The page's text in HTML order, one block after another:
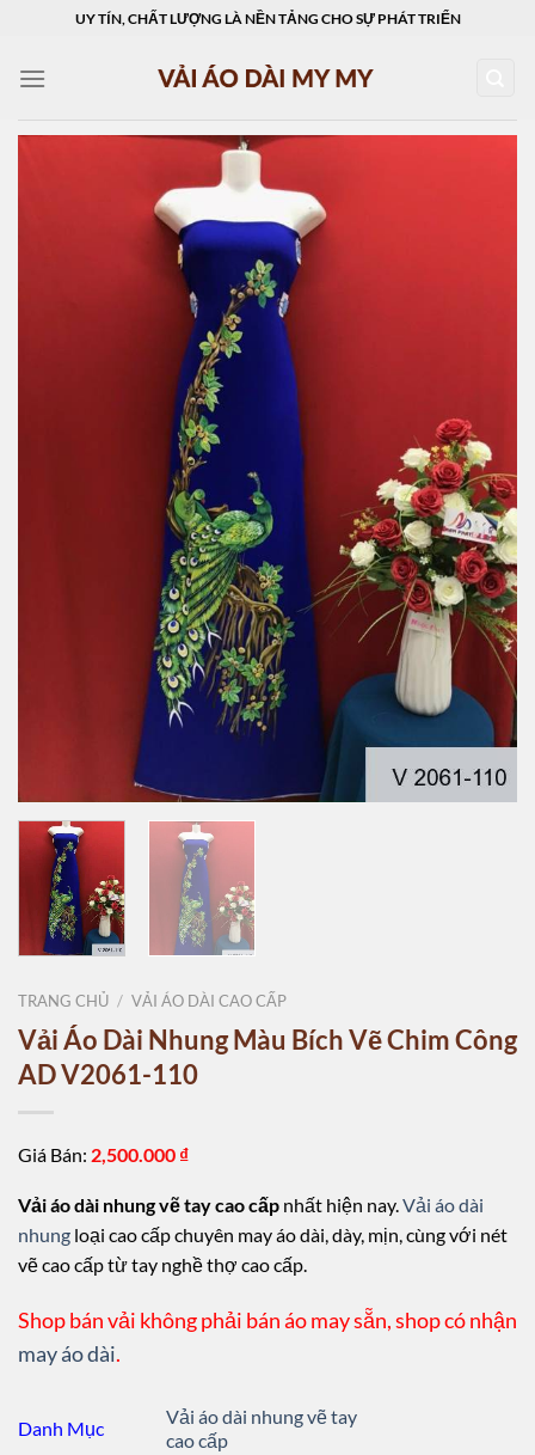
content
UY TÍN, CHẤT LƯỢNG LÀ NỀN TẢNG CHO SỰ PHÁT TRIỂN
TRANG CHỦ / VẢI ÁO DÀI CAO CẤP
Vải Áo Dài Nhung Màu Bích Vẽ Chim Công
AD V2061-110
Giá Bán: 2,500.000 ₫
Vải áo dài nhung vẽ tay cao cấp nhất hiện nay.Vải áo dài
nhung loại cao cấp chuyên may áo dài, dày, mịn, cùng với nét
vẽ cao cấp từ tay nghề thợ cao cấp.
Shop bán vải không phải bán áo may sẵn, shop có nhận
may áo dài.
Danh Mục
Vải áo dài nhung vẽ tay
cao cấp